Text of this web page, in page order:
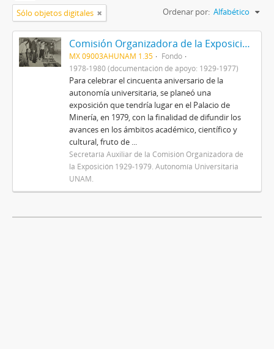
Sólo objetos digitales Ordenar por: Alfabético
Comisión Organizadora de la Exposición 1929-1979. Autonomía Universitaria
MX 09003AHUNAM 1.35
Fondo
1978-1980 (documentación de apoyo: 1929-1977)
Para celebrar el cincuenta aniversario de la
autonomía universitaria, se planeó una
exposición que tendría lugar en el Palacio de
Minería, en 1979, con la finalidad de difundir los
avances en los ámbitos académico, científico y
cultural, fruto de ...
Secretaría Auxiliar de la Comisión Organizadora de
la Exposición 1929-1979. Autonomía Universitaria
UNAM.